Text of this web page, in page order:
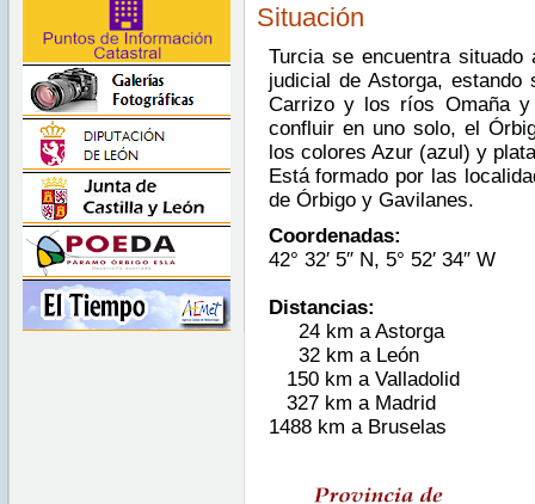
Situación
Turcia se encuentra
judicial de Astorga,
Carrizo y los ríos Omaña
confluir en uno solo, el
los colores Azur (azul) y
Está formado por las
de Órbigo y Gavilanes.
Coordenadas:
42° 32′ 5″ N, 5° 52′ 34″ W
Distancias:
24 km a Astorga
32 km a León
150 km a Valladolid
327 km a Madrid
1488 km a Bruselas